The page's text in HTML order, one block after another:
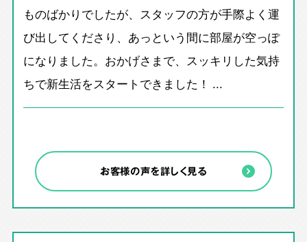
ものばかりでしたが、スタッフの方が手際よく運
び出してくださり、あっという間に部屋が空っぽ
になりました。おかげさまで、スッキリした気持
ちで新生活をスタートできました！ ...
お客様の声を詳しく見る